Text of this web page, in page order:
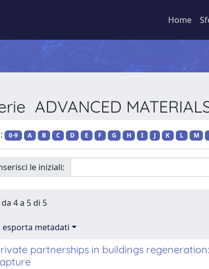
Home
ADVANCED
0-9 A B C D E F G H I J K L M
le iniziali:
4 a 5 di 5
esporta metadati
partnerships in buildings